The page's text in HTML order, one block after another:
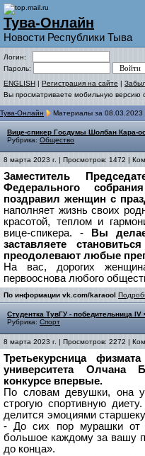
Тува-Онлайн
Новости Республики Тыва
Логин:
Пароль:
ENGLISH | Регистрация на сайте |
Вы просматриваете мобильную версию
Тува-Онлайн Материалы за 08.03.2023
Вице-спикер Госдумы Шолбан Кара-
Рубрика: Общество
8 марта 2023 г. | Просмотров: 1472 |
Заместитель
Федерального
поздравил женщин с
наполняет жизнь своих
красотой, теплом и
вице-спикера. -
Вы
заставляете
преодолевают любые
На вас, дорогих
первооснова любого
По информации vk.com/karaool
Студентка ТувГУ - победительница
Рубрика: Спорт
8 марта 2023 г. | Просмотров: 2272 |
Третьекурсница
университета Олчана
конкурсе впервые.
По словам девушки, она
строгую спортивную
делится эмоциями
- До сих пор мурашки от
большое каждому за вашу
до конца».